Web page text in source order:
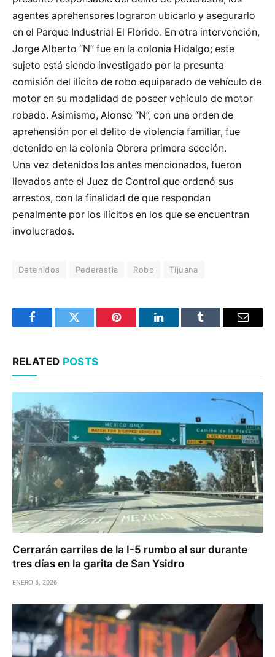
agentes aprehensores lograron ubicarlo y asegurarlo
en el Parque Industrial El Florido. En otra intervención,
Jorge Alberto “N” fue en la colonia Hidalgo; este
sujeto está siendo investigado por la presunta
comisión del ilícito de robo equiparado de vehículo de
motor en su modalidad de poseer vehículo de motor
robado. Asimismo, Alonso “N”, con una orden de
aprehensión por el delito de violencia familiar, fue
detenido en la colonia Obrera primera sección.
Una vez detenidos los antes mencionados, fueron
llevados ante el Juez de Control que ordenó sus
arrestos, con la finalidad de que respondan
penalmente por los ilícitos en los que se encuentran
involucrados.
Detenidos Pederastia Robo Tijuana
FacebookTwitter Pinterest LinkedInTumblr Email
RELATED POSTS
Cerrarán carriles de la I-5 rumbo al sur durante
tres días en la garita de San Ysidro
ENERO 5, 2026